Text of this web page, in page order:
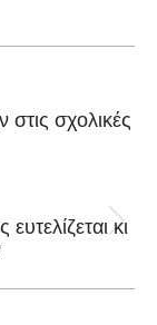
σχολικές
κι